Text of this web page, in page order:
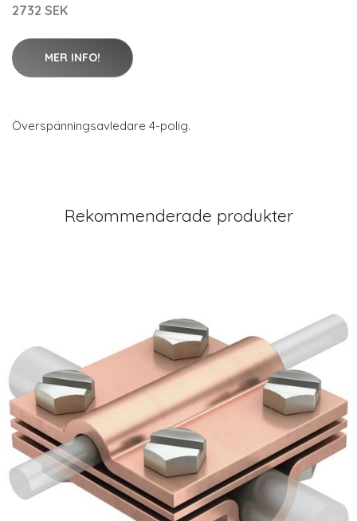
2732 SEK
MER INFO!
Överspänningsavledare 4-polig.
Rekommenderade produkter